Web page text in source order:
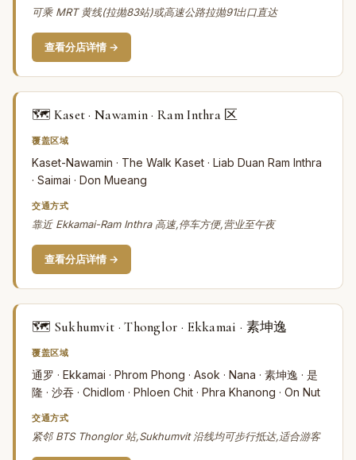
可乘 MRT 黄线(拉抛83站)或高速公路拉抛91出口直达
查看分店详情 →
🗺️ Kaset · Nawamin · Ram Inthra 区
覆盖区域
Kaset-Nawamin · The Walk Kaset · Liab Duan Ram Inthra
· Saimai · Don Mueang
交通方式
靠近 Ekkamai-Ram Inthra 高速,停车方便,营业至午夜
查看分店详情 →
🗺️ Sukhumvit · Thonglor · Ekkamai · 素坤逸
覆盖区域
通罗 · Ekkamai · Phrom Phong · Asok · Nana · 素坤逸 · 是
隆 · 沙吞 · Chidlom · Phloen Chit · Phra Khanong · On Nut
交通方式
紧邻 BTS Thonglor 站,Sukhumvit 沿线均可步行抵达,适合游客